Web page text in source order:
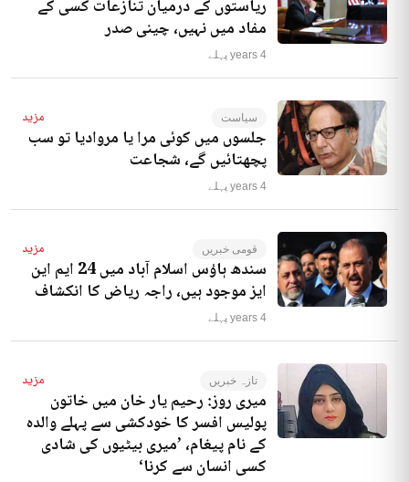
ریاستوں کے درمیان تنازعات کسی کے
مفاد میں نہیں، چینی صدر
4 years پہلے
سیاست مزید
جلسوں میں کوئی مرا یا مروادیا تو سب
پچھتائیں گے، شجاعت
4 years پہلے
قومی خبریں مزید
سندھ ہاؤس اسلام آباد میں 24 ایم این
ایز موجود ہیں، راجہ ریاض کا انکشاف
4 years پہلے
تازہ خبریں مزید
میری روز: رحیم یار خان میں خاتون
پولیس افسر کا خودکشی سے پہلے والدہ
کے نام پیغام، ’میری بیٹیوں کی شادی
کسی انسان سے کرنا‘